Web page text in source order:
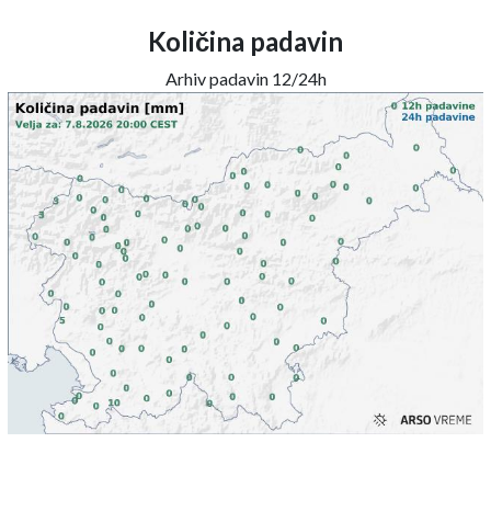
Količina padavin
Arhiv padavin 12/24h